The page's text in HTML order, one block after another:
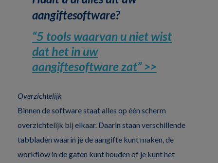
aangiftesoftware?
“5 tools waarvan u niet wist
dat het in uw
aangiftesoftware zat” >>
Overzichtelijk
Binnen de software staat alles op één scherm
overzichtelijk bij elkaar. Daarin staan verschillende
tabbladen waarin je de aangifte kunt maken, de
workflow in de gaten kunt houden of je kunt het